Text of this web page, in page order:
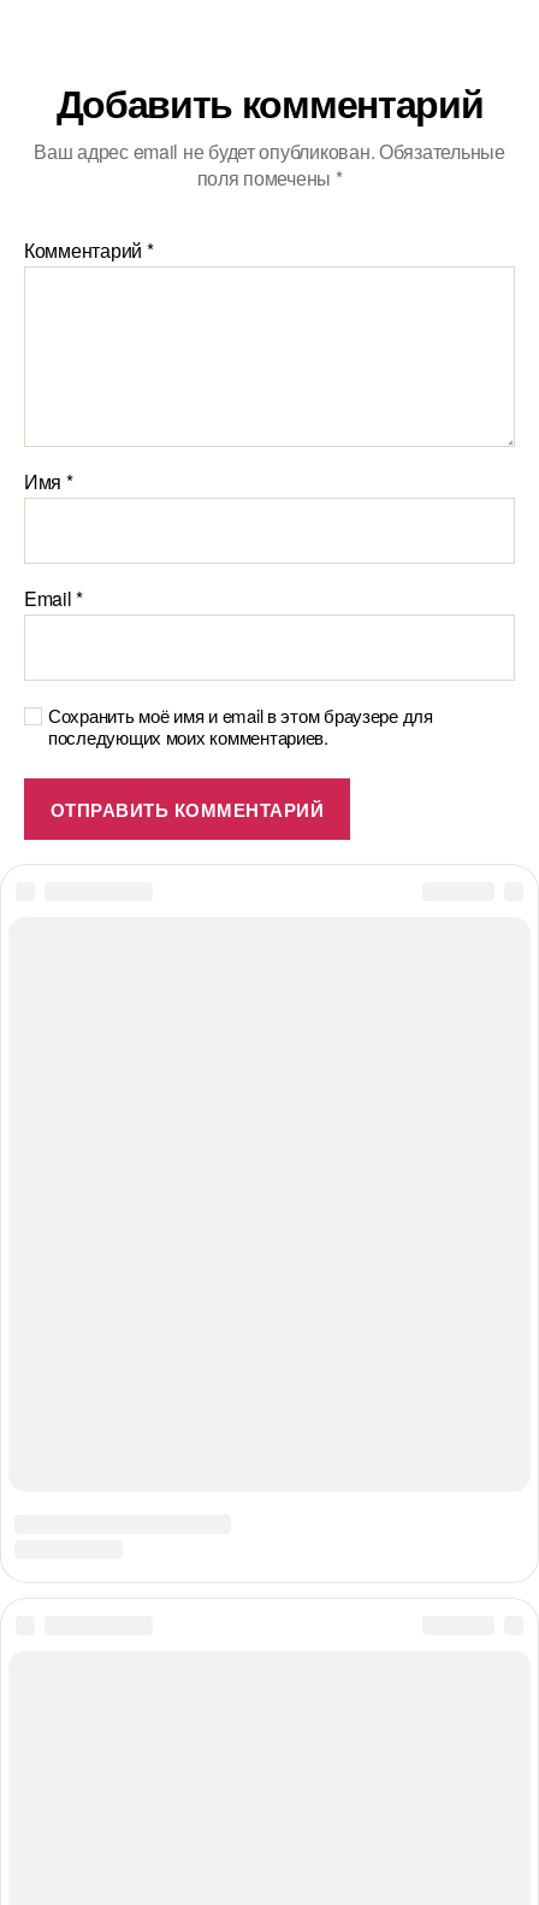
Добавить комментарий
Ваш адрес email не будет опубликован.Обязательные
поля помечены *
Комментарий *
Имя *
Email*
Сохранить моё имя и email в этом браузере для
последующих моих комментариев.